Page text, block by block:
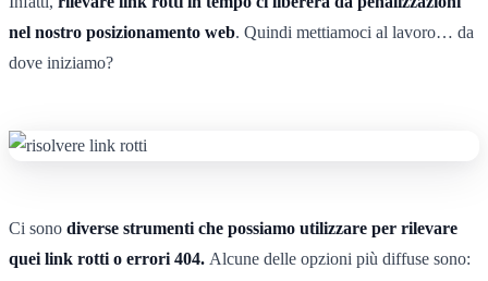
nel nostro posizionamento web. Quindi mettiamoci al lavoro… da
dove iniziamo?
Ci sono diverse strumenti che possiamo utilizzare per rilevare
quei link rotti o errori 404. Alcune delle opzioni più diffuse sono: